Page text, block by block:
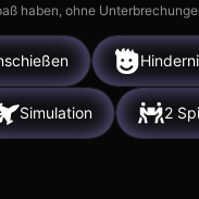
haben, ohne
Simulation 2